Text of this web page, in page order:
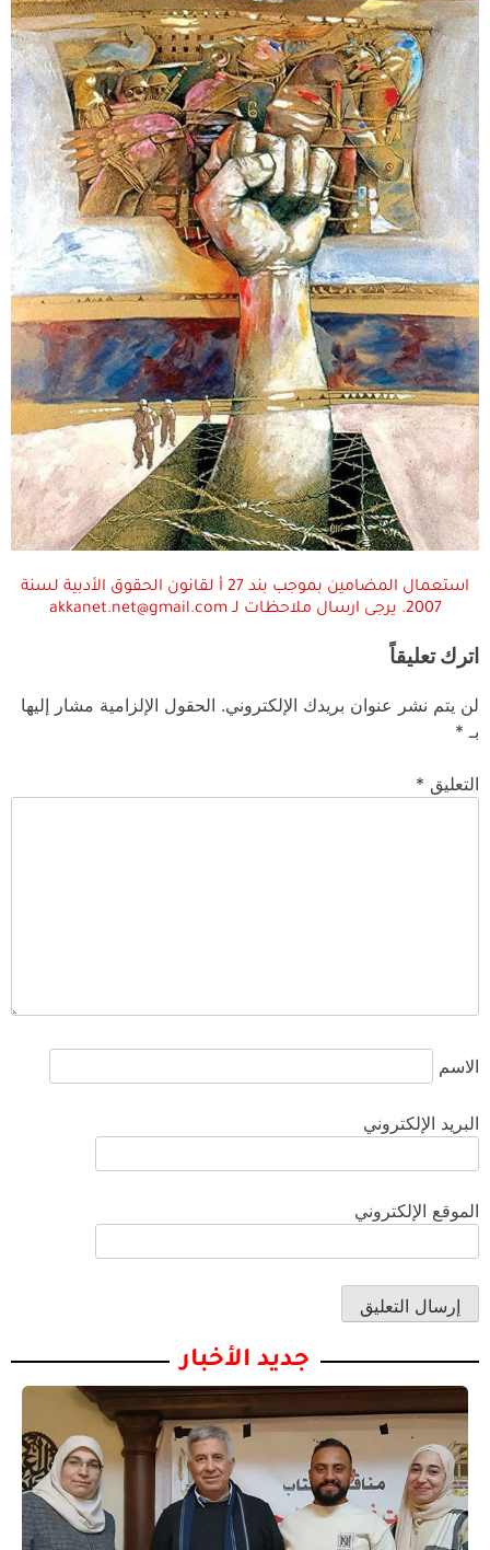
استعمال المضامين بموجب بند 27 أ لقانون الحقوق الأدبية لسنة
2007. يرجى ارسال ملاحظات لـ akkanet.net@gmail.com
اترك تعليقاً
لن يتم نشر عنوان بريدك الإلكتروني. الحقول الإلزامية مشار إليها
بـ *
التعليق *
الاسم
البريد الإلكتروني
الموقع الإلكتروني
جديد الأخبار